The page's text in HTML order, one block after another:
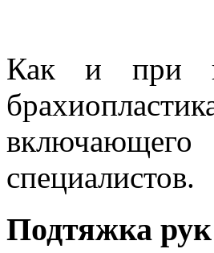
Как и при
специалистов.
Подтяжка